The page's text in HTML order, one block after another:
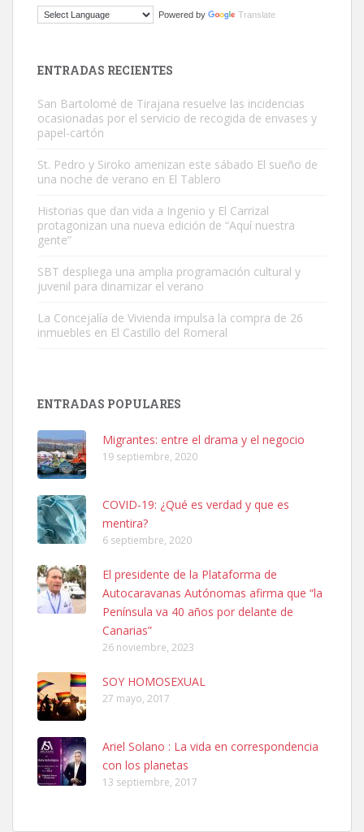
El ayuntamiento se va a llevar a Los Gatos callejeros de la zona los
Este gato macho ha aparecido en la calle hace menos de un mes,
es muy manso y extremadamente cari...
Leales.org » Gran Canaria
Leales.org » Gran Canaria
SHIBA PERDIDO AVDA JOSE MESA Y LOPEZ
PERRO MACHO RAZA SHIBA CON MICROCHIP PERDIDO HOY
06/07/2025 ZONA MESA Y LOPEZ. ES MUY ASUSTADIZO
Leales.org » Gran Canaria
6.7.2025
Ninfa perdida
El día 5 se los perdió una ninfa papillera, asustada tiene miedo a la
calle, se perdió por la zon...
Powered by Translate
ENTRADAS RECIENTES
San Bartolomé de Tirajana resuelve las incidencias
ocasionadas por el servicio de recogida de envases y
papel-cartón
St. Pedro y Siroko amenizan este sábado El sueño de
una noche de verano en El Tablero
Historias que dan vida a Ingenio y El Carrizal
protagonizan una nueva edición de “Aquí nuestra
gente”
SBT despliega una amplia programación cultural y
juvenil para dinamizar el verano
La Concejalía de Vivienda impulsa la compra de 26
inmuebles en El Castillo del Romeral
ENTRADAS POPULARES
Migrantes: entre el drama y el negocio
19 septiembre, 2020
COVID-19: ¿Qué es verdad y que es
mentira?
6 septiembre, 2020
El presidente de la Plataforma de
Autocaravanas Autónomas afirma que “la
Península va 40 años por delante de
Canarias”
26 noviembre, 2023
SOY HOMOSEXUAL
27 mayo, 2017
Ariel Solano : La vida en correspondencia
con los planetas
13 septiembre, 2017